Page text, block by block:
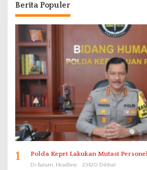
Berita Populer
1 Polda Kepri Lakukan Mutasi
Di Batam, Headline 23420 Dilihat